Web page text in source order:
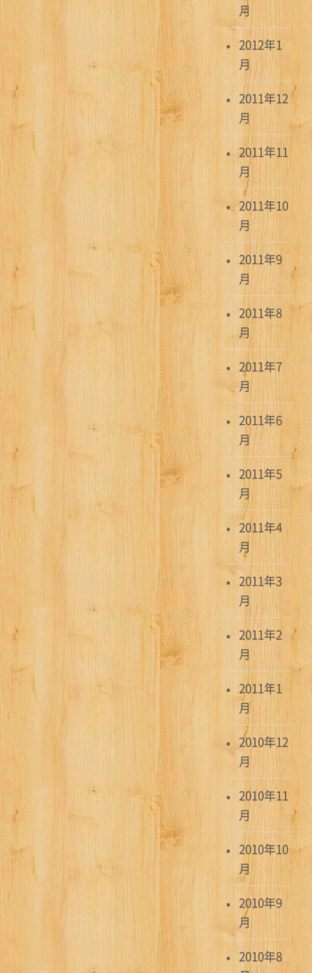
月
2012年1
月
2011年12
月
2011年11
月
2011年10
月
2011年9
月
2011年8
月
2011年7
月
2011年6
月
2011年5
月
2011年4
月
2011年3
月
2011年2
月
2011年1
月
2010年12
月
2010年11
月
2010年10
月
2010年9
月
2010年8